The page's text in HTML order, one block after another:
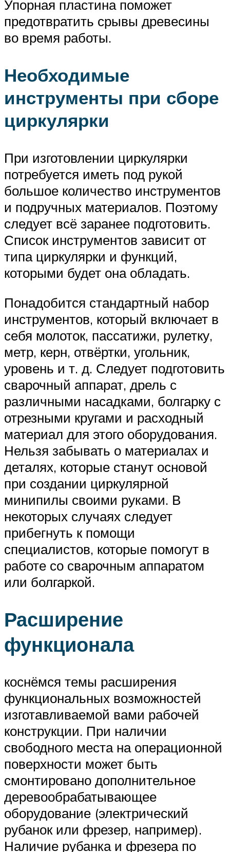
Упорная пластина поможет
предотвратить срывы древесины
во время работы.
Необходимые
инструменты при сборе
циркулярки
При изготовлении циркулярки
потребуется иметь под рукой
большое количество инструментов
и подручных материалов. Поэтому
следует всё заранее подготовить.
Список инструментов зависит от
типа циркулярки и функций,
которыми будет она обладать.
Понадобится стандартный набор
инструментов, который включает в
себя молоток, пассатижи, рулетку,
метр, керн, отвёртки, угольник,
уровень и т. д. Следует подготовить
сварочный аппарат, дрель с
различными насадками, болгарку с
отрезными кругами и расходный
материал для этого оборудования.
Нельзя забывать о материалах и
деталях, которые станут основой
при создании циркулярной
минипилы своими руками. В
некоторых случаях следует
прибегнуть к помощи
специалистов, которые помогут в
работе со сварочным аппаратом
или болгаркой.
Расширение
функционала
коснёмся темы расширения
функциональных возможностей
изготавливаемой вами рабочей
конструкции. При наличии
свободного места на операционной
поверхности может быть
смонтировано дополнительное
деревообрабатывающее
оборудование (электрический
рубанок или фрезер, например).
Наличие рубанка и фрезера по